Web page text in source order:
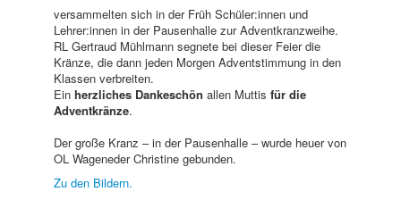
versammelten sich in der Früh Schüler:innen und
Lehrer:innen in der Pausenhalle zur Adventkranzweihe.
RL Gertraud Mühlmann segnete bei dieser Feier die
Kränze, die dann jeden Morgen Adventstimmung in den
Klassen verbreiten.
Ein herzliches Dankeschön allen Muttis für die
Adventkränze.
Der große Kranz – in der Pausenhalle – wurde heuer von
OL Wageneder Christine gebunden.
Zu den Bildern.